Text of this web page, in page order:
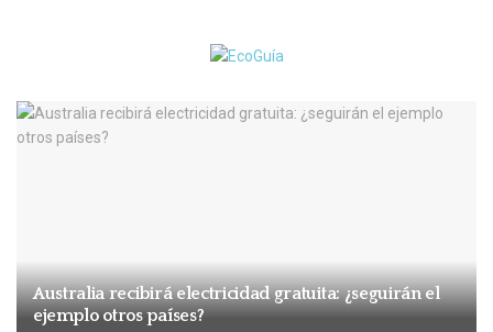
Australia recibirá electricidad gratuita: ¿seguirán el
ejemplo otros países?